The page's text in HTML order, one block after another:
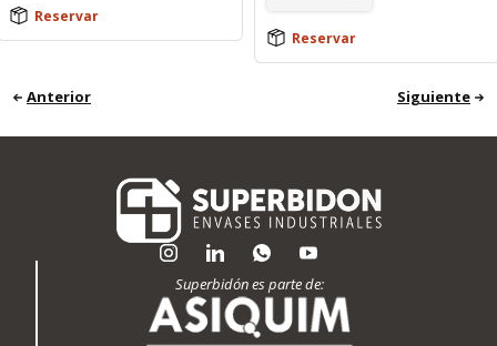
Reservar
Reservar
Anterior Siguiente
Superbidón es parte de: